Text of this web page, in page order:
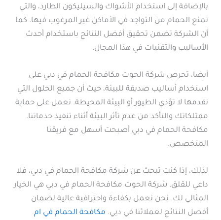
بالإضافة إلى استخدام الأشواك والسيليكون الطارد، والتي
تمنع الحمام من التواجد في الأماكن غير المرغوب فيها. كما
أن الشركة تضمن تحقيق أفضل النتائج باستخدام أحدث
الأساليب والتقنيات في هذا المجال.
أيضا، تحرص شركة الحوت مكافحة الحمام في دبي على
استخدام أساليب صديقة للبيئة، حيث أن جميع الحلول التي
نقدمها لا تؤذي الطيور أو البيئة المحيطة. نعمل على حماية
ممتلكاتك والتأكد من عدم تأثر البيئة أثناء تنفيذ خدماتنا.
مكافحة الحمام في دبي أصبحت أسهل مع فريقنا
المتخصص.
لذلك، إذا كنت تبحث عن شركة مكافحة الحمام في دبي، فلا
داعي للقلق. شركة الحوت مكافحة الحمام في دبي هي الخيار
المثالي لك. نحن نعمل بكفاءة واحترافية عالية لضمان
أفضل النتائج لعملائنا في دبي. مكافحة الحمام في ام